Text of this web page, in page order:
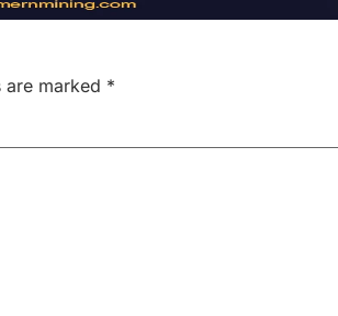
are marked *